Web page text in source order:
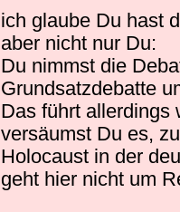
ich glaube Du hast
aber nicht nur Du:
Du nimmst die
Grundsatzdebatte
Das führt allerdings
versäumst Du es,
Holocaust in der
geht hier nicht um